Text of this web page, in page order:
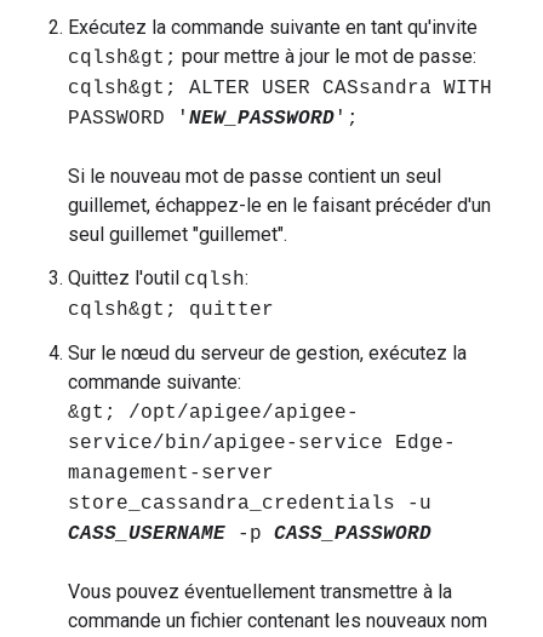
Exécutez la commande suivante en tant qu'invite
cqlsh&gt; pour mettre à jour le mot de passe:
cqlsh&gt; ALTER USER CASsandra WITH
PASSWORD ' NEW_PASSWORD ';
Si le nouveau mot de passe contient un seul
guillemet, échappez-le en le faisant précéder d'un
seul guillemet "guillemet".
Quittez l'outil cqlsh:
cqlsh&gt; quitter
Sur le nœud du serveur de gestion, exécutez la
commande suivante:
&gt; /opt/apigee/apigee-
service/bin/apigee-service Edge-
management-server
store_cassandra_credentials -u
CASS_USERNAME -p CASS_PASSWORD
Vous pouvez éventuellement transmettre à la
commande un fichier contenant les nouveaux nom